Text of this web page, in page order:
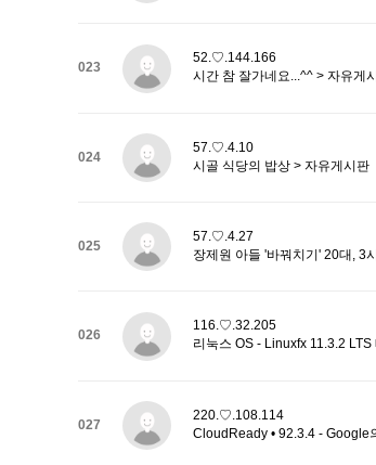
023
52.♡.144.166
시간 참 잘가네요...^^ > 자유게
024
57.♡.4.10
시골 식당의 밥상 > 자유게시판
025
57.♡.4.27
장제원 아들 '바꿔치기' 20대, 3
026
116.♡.32.205
리눅스 OS - Linuxfx 11.3.2
027
220.♡.108.114
CloudReady • 92.3.4 - Google